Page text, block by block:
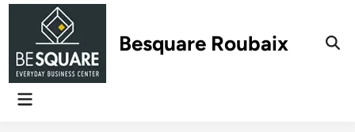
Skip
content
Besquare Roubaix
Main